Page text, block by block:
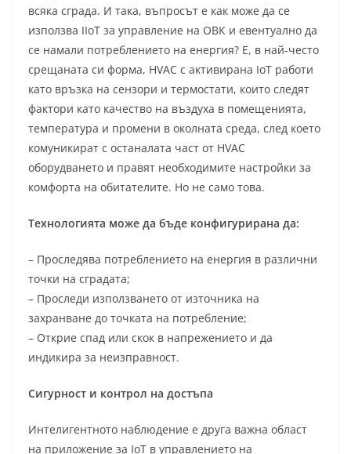
всяка сграда. И така, въпросът е как може да се
използва IIoT за управление на ОВК и евентуално да
се намали потреблението на енергия? Е, в най-често
срещаната си форма, HVAC с активирана IoT работи
като връзка на сензори и термостати, които следят
фактори като качество на въздуха в помещенията,
температура и промени в околната среда, след което
комуникират с останалата част от HVAC
оборудването и правят необходимите настройки за
комфорта на обитателите. Но не само това.
Технологията може да бъде конфигурирана да:
– Проследява потреблението на енергия в различни
точки на сградата;
– Проследи използването от източника на
захранване до точката на потребление;
– Открие спад или скок в напрежението и да
индикира за неизправност.
Сигурност и контрол на достъпа
Интелигентното наблюдение е друга важна област
на приложение за IoT в управлението на